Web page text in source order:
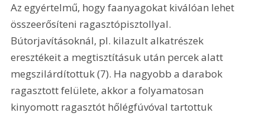
Az egyértelmű, hogy faanyagokat kiválóan lehet
összeerősíteni ragasztópisztollyal.
Bútorjavításoknál, pl. kilazult alkatrészek
eresztékeit a megtisztításuk után percek alatt
megszilárdítottuk (7). Ha nagyobb a darabok
ragasztott felülete, akkor a folyamatosan
kinyomott ragasztót hőlégfúvóval tartottuk